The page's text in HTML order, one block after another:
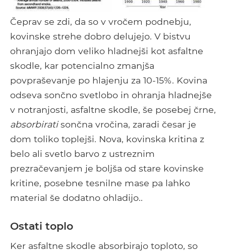
Čeprav se zdi, da so v vročem podnebju,
kovinske strehe dobro delujejo. V bistvu
ohranjajo dom veliko hladnejši kot asfaltne
skodle, kar potencialno zmanjša
povpraševanje po hlajenju za 10-15%. Kovina
odseva sončno svetlobo in ohranja hladnejše
v notranjosti, asfaltne skodle, še posebej črne,
absorbiratisončna vročina, zaradi česar je
dom toliko toplejši. Nova, kovinska kritina z
belo ali svetlo barvo z ustreznim
prezračevanjem je boljša od stare kovinske
kritine, posebne tesnilne mase pa lahko
material še dodatno ohladijo..
Ostati toplo
Ker asfaltne skodle absorbirajo toploto, so